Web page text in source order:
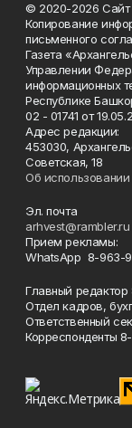
© 2020-2026 Сайт
Копирование
письменного
Газета
Управлении
информационных
Республике
02 - 01741 от
Адрес редакции:
453030,
Советская, 18
Об
Эл. почта
arhvest@rambler.ru
Прием рекламы:
WhatsApp 8-963-
Главный
Отдел кадров,
Ответственный
Корреспонденты